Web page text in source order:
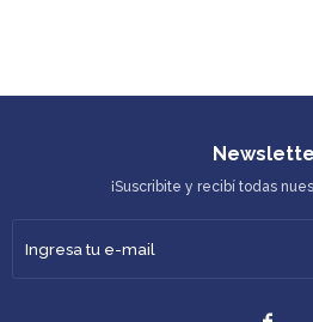
¡Suscribite y recibí todas